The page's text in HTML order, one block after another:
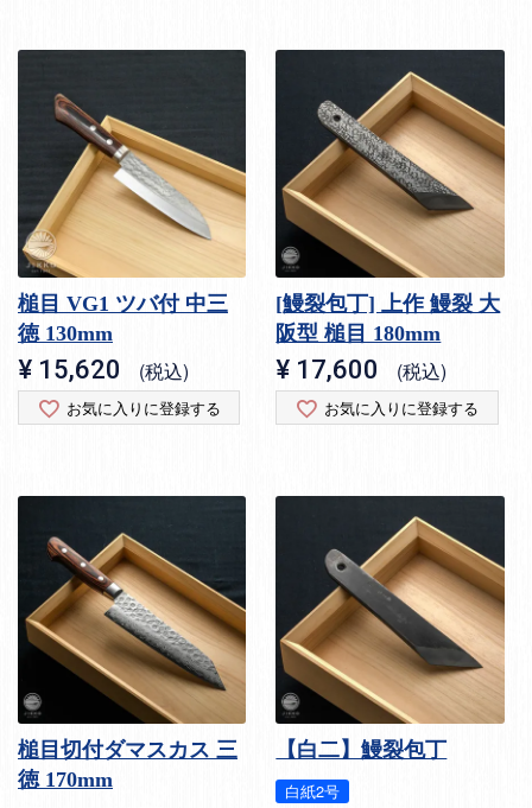
槌目 VG1 ツバ付 中三
徳 130mm
¥ 15,620 税込
お気に入りに登録する
[鰻裂包丁] 上作 鰻裂 大
阪型 槌目 180mm
¥ 17,600 税込
お気に入りに登録する
槌目切付ダマスカス 三
徳 170mm
【白二】鰻裂包丁
白紙2号